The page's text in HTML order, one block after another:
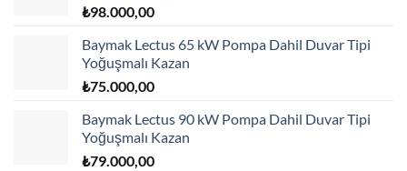
₺98.000,00
Baymak Lectus 65 kW Pompa Dahil Duvar Tipi
Yoğuşmalı Kazan
₺75.000,00
Baymak Lectus 90 kW Pompa Dahil Duvar Tipi
Yoğuşmalı Kazan
₺79.000,00